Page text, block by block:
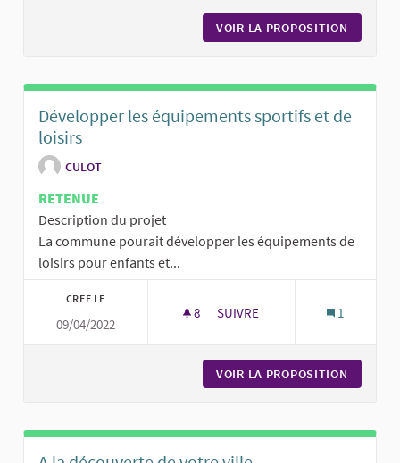
VOIR LA PROPOSITION
Développer les équipements sportifs et de
loisirs
CULOT
RETENUE
Description du projet
La commune pourait développer les équipements de
loisirs pour enfants et...
CRÉÉ LE
09/04/2022
8 8 ABONNÉS
SUIVRE 1
VOIR LA PROPOSITION